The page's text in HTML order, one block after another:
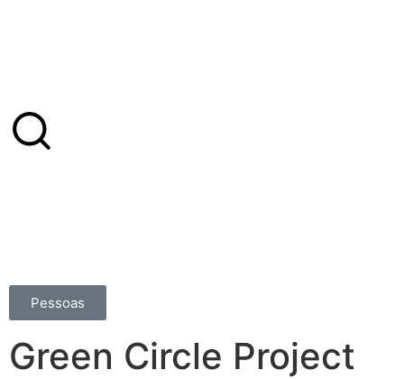
Pessoas
Green Circle Project